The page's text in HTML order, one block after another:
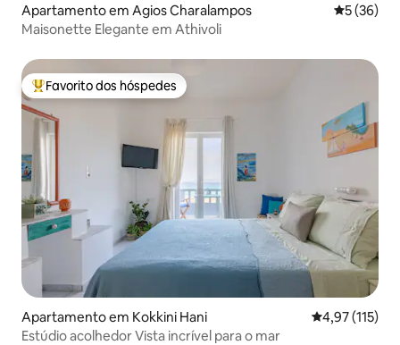
Apartamento em Agios Charalampos
5 (36)
Maisonette Elegante em Athivoli
Favoritos dos hóspedes mais apreciados
Favorito dos hóspedes
Apartamento em Kokkini Hani Classificação
4,97 (115)
Estúdio acolhedor Vista incrível para o mar